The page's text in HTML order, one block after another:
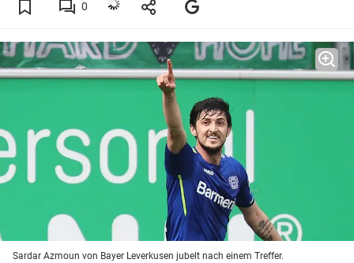
0
Sardar Azmoun von Bayer Leverkusen jubelt nach einem Treffer.